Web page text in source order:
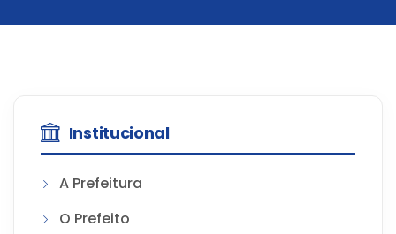
Institucional
A Prefeitura
O Prefeito